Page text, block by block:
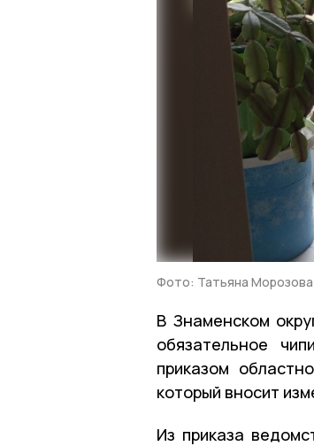
Фото: Татьяна Морозова
В Знаменском
обязательное
приказом
который вносит
Из приказа